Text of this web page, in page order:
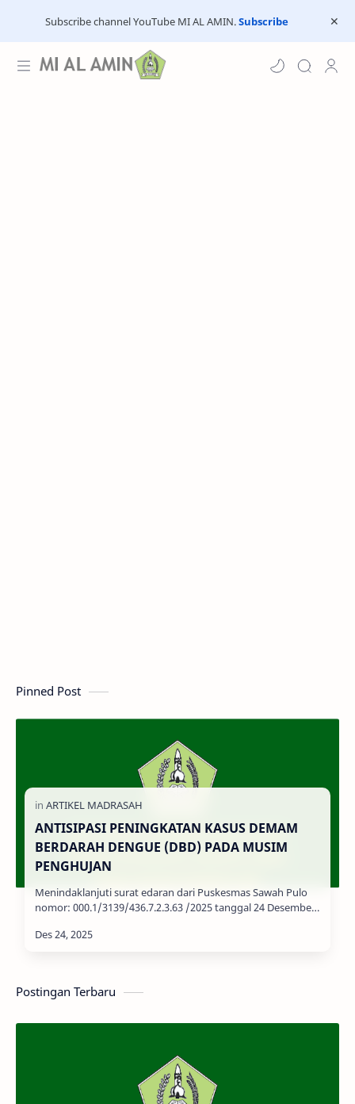
Subscribe channel YouTube MI AL AMIN.Subscribe
Pinned Post
ANTISIPASI PENINGKATAN KASUS DEMAM
BERDARAH DENGUE (DBD) PADA MUSIM
PENGHUJAN
Menindaklanjuti surat edaran dari Puskesmas Sawah Pulo
nomor: 000.1/3139/436.7.2.3.63 /2025 tanggal 24 Desember
Postingan Terbaru